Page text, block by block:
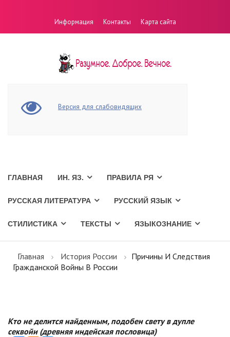
Информация Контакты Карта сайта
Версия для слабовидящих
ГЛАВНАЯ ИН. ЯЗ. ПРАВИЛА РЯ
РУССКАЯ ЛИТЕРАТУРА РУССКИЙ ЯЗЫК
СТИЛИСТИКА ТЕКСТЫ ЯЗЫКОЗНАНИЕ
Главная История России
Причины И Следствия
Гражданской Войны В России
Кто не делится найденным, подобен свету в дупле
секвойи (древняя индейская пословица)